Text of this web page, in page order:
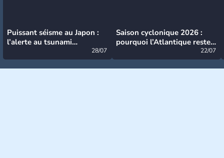
Puissant séisme au Japon :
l’alerte au tsunami
28/07
Saison cyclonique 2026 :
pourquoi l’Atlantique reste
22/07